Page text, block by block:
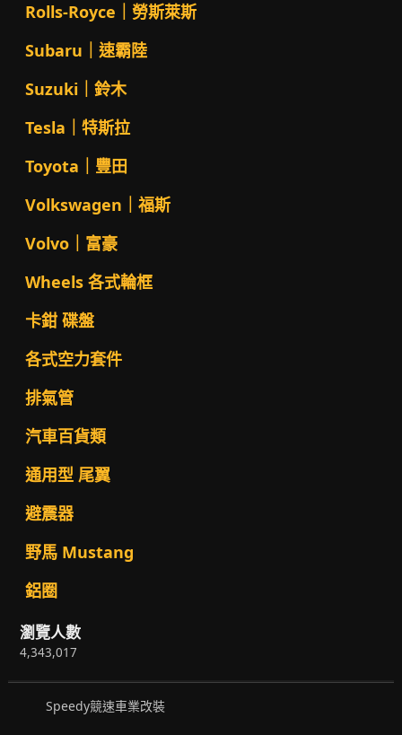
Rolls-Royce｜勞斯萊斯
Subaru｜速霸陸
Suzuki｜鈴木
Tesla｜特斯拉
Toyota｜豐田
Volkswagen｜福斯
Volvo｜富豪
Wheels 各式輪框
卡鉗 碟盤
各式空力套件
排氣管
汽車百貨類
通用型 尾翼
避震器
野馬 Mustang
鋁圈
瀏覽人數
4,343,017
Speedy競速車業改裝